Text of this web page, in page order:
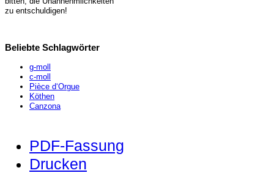
zu entschuldigen!
Beliebte Schlagwörter
g-moll
c-moll
Pièce d‘Orgue
Köthen
Canzona
PDF-Fassung
Drucken